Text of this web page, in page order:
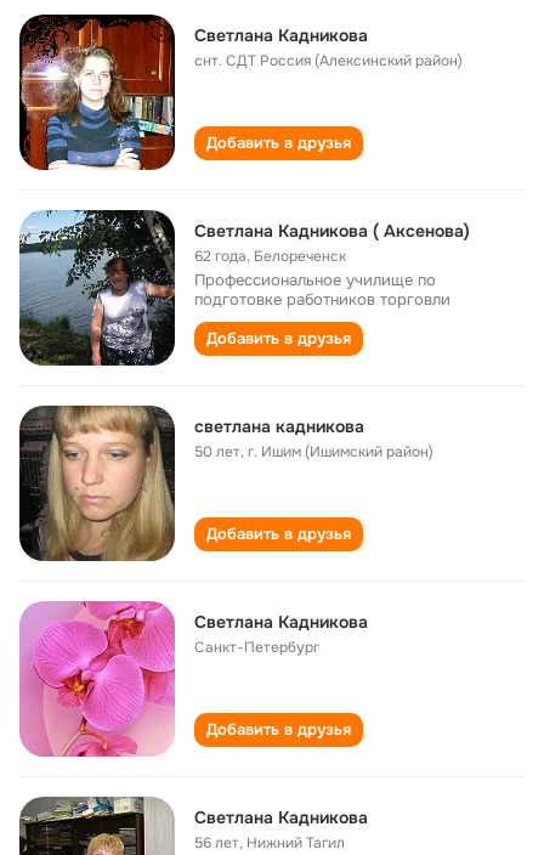
Светлана Кадникова
снт. СДТ Россия (Алексинский район)
Добавить в друзья
Светлана Кадникова ( Аксенова)
62 года, Белореченск
Профессиональное училище по
подготовке работников торговли
Добавить в друзья
светлана кадникова
50 лет,г. Ишим (Ишимский район)
Добавить в друзья
Светлана Кадникова
Санкт-Петербург
Добавить в друзья
Светлана Кадникова
56 лет, Нижний Тагил